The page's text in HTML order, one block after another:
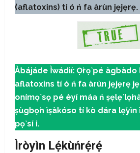
(aflatoxins) tí ó ń fa àrùn jẹjẹrẹ.
Àbájáde Ìwádìí: Ọ̀rọ̀ pé àgbàdo
aflatoxins tí ó ń fa àrùn jẹjẹrẹ
onímọ̀ sọ pé èyí máa ń ṣẹlẹ̀
ṣùgbọ́n ìṣàkóso tí kò dára lẹ́yìn
pọ̀ sí i.
Ìròyìn Lẹ́kùńrẹ́rẹ́